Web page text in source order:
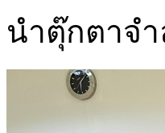
นำตุ๊กตาจำ